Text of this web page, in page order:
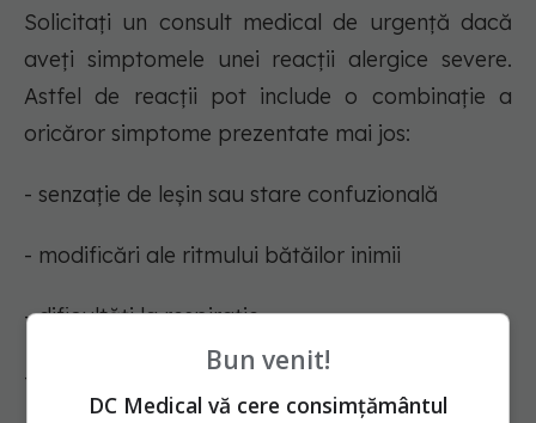
Solicitați un consult medical de urgență dacă
aveți simptomele unei reacții alergice severe.
Astfel de reacții pot include o combinație a
oricăror simptome prezentate mai jos:
- senzație de leșin sau stare confuzională
- modificări ale ritmului bătăilor inimii
- dificultăți la respirație
- respirație șuierătoare (wheezing)
Bun venit!
DC Medical vă cere consimțământul